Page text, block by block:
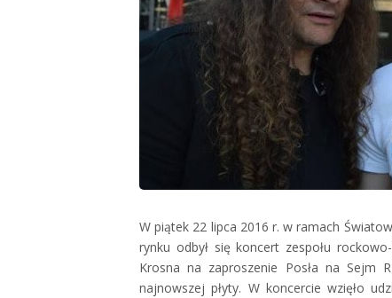
W piątek 22 lipca 2016 r. w ramach
rynku odbył się koncert zespołu
Krosna na zaproszenie Posła na Sejm
najnowszej płyty. W koncercie wzięło